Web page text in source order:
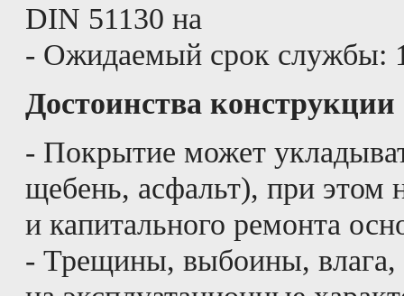
DIN 51130 на
- Ожидаемый срок службы:
Достоинства конструкции
- Покрытие может
щебень, асфальт), при этом
и капитального ремонта
- Трещины, выбоины, влага,